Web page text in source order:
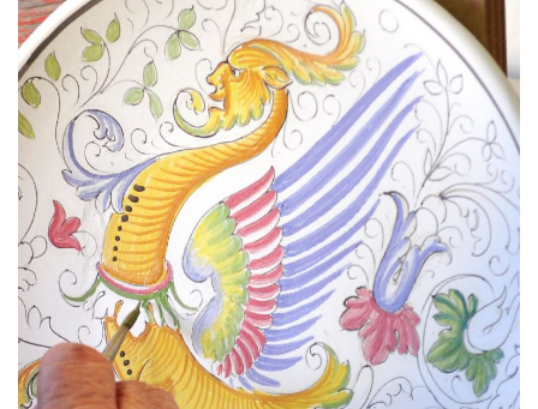
Da Perugia a Orvieto – Terra, acqua e
fuoco